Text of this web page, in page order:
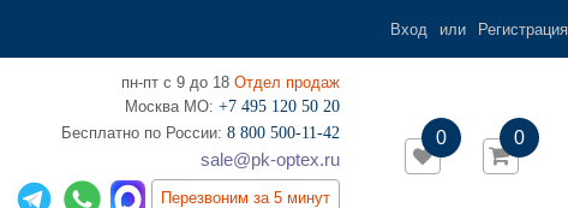
Вход или Регистрация
пн-пт с 9 до 18 Отдел продаж
Москва МО: +7 495 120 50 20
‎Бесплатно по России: 8 800 500-11-42
sale@pk-optex.ru
Перезвоним за 5 минут
0
0